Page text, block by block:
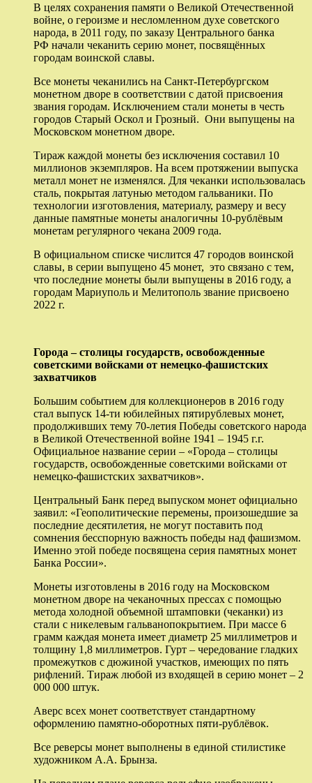
В целях сохранения памяти о Великой Отечественной
войне, о героизме и несломленном духе советского
народа, в 2011 году, по заказу Центрального банка
РФ начали чеканить серию монет, посвящённых
городам воинской славы.
Все монеты чеканились на Санкт-Петербургском
монетном дворе в соответствии с датой присвоения
звания городам. Исключением стали монеты в честь
городов Старый Оскол и Грозный. Они выпущены на
Московском монетном дворе.
Тираж каждой монеты без исключения составил 10
миллионов экземпляров. На всем протяжении выпуска
металл монет не изменялся. Для чеканки использовалась
сталь, покрытая латунью методом гальваники. По
технологии изготовления, материалу, размеру и весу
данные памятные монеты аналогичны 10-рублёвым
монетам регулярного чекана 2009 года.
В официальном списке числится 47 городов воинской
славы, в серии выпущено 45 монет, это связано с тем,
что последние монеты были выпущены в 2016 году, а
городам Мариуполь и Мелитополь звание присвоено
2022 г.
Города – столицы государств, освобожденные
советскими войсками от немецко-фашистских
захватчиков
Большим событием для коллекционеров в 2016 году
стал выпуск 14-ти юбилейных пятирублевых монет,
продолживших тему 70-летия Победы советского народа
в Великой Отечественной войне 1941 – 1945 г.г.
Официальное название серии – «Города – столицы
государств, освобожденные советскими войсками от
немецко-фашистских захватчиков».
Центральный Банк перед выпуском монет официально
заявил: «Геополитические перемены, произошедшие за
последние десятилетия, не могут поставить под
сомнения бесспорную важность победы над фашизмом.
Именно этой победе посвящена серия памятных монет
Банка России».
Монеты изготовлены в 2016 году на Московском
монетном дворе на чеканочных прессах с помощью
метода холодной объемной штамповки (чеканки) из
стали с никелевым гальванопокрытием. При массе 6
грамм каждая монета имеет диаметр 25 миллиметров и
толщину 1,8 миллиметров. Гурт – чередование гладких
промежутков с дюжиной участков, имеющих по пять
рифлений. Тираж любой из входящей в серию монет – 2
000 000 штук.
Аверс всех монет соответствует стандартному
оформлению памятно-оборотных пяти-рублёвок.
Все реверсы монет выполнены в единой стилистике
художником А.А. Брынза.